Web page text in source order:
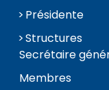
Présidente
Structures
Secrétaire
Membres